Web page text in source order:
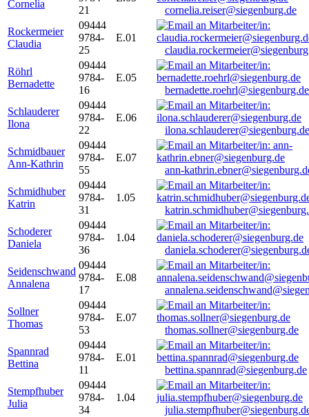
Cornelia
21
cornelia.reiser@siegenburg.de
Rockermeier
Claudia
09444
9784-
25
E.01
Röhrl
Bernadette
09444
9784-
16
E.05
bernadette.roehrl@siegenburg.de
Schlauderer
Ilona
09444
9784-
22
E.06
ilona.schlauderer@siegenburg.de
Schmidbauer
Ann-Kathrin
09444
9784-
55
E.07
ann-
Schmidhuber
Katrin
09444
9784-
31
1.05
Schoderer
Daniela
09444
9784-
36
1.04
Seidenschwand
Annalena
09444
9784-
17
E.08
Sollner
Thomas
09444
9784-
53
E.07
thomas.sollner@siegenburg.de
Spannrad
Bettina
09444
9784-
11
E.01
bettina.spannrad@siegenburg.de
Stempfhuber
Julia
09444
9784-
34
1.04